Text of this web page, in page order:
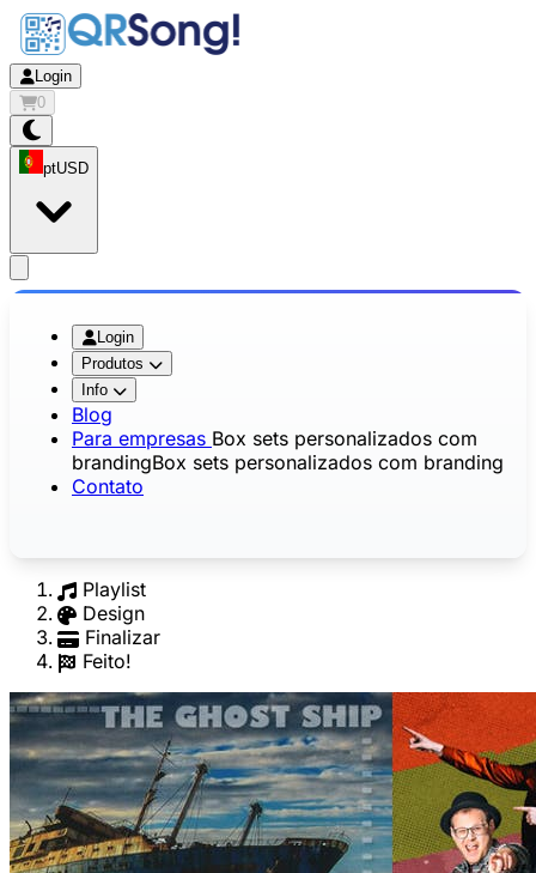
Login
0
ptUSD
Login
Produtos
Info
Blog
Para empresas Box sets personalizados com
brandingBox sets personalizados com branding
Contato
Playlist
Design
Finalizar
Feito!